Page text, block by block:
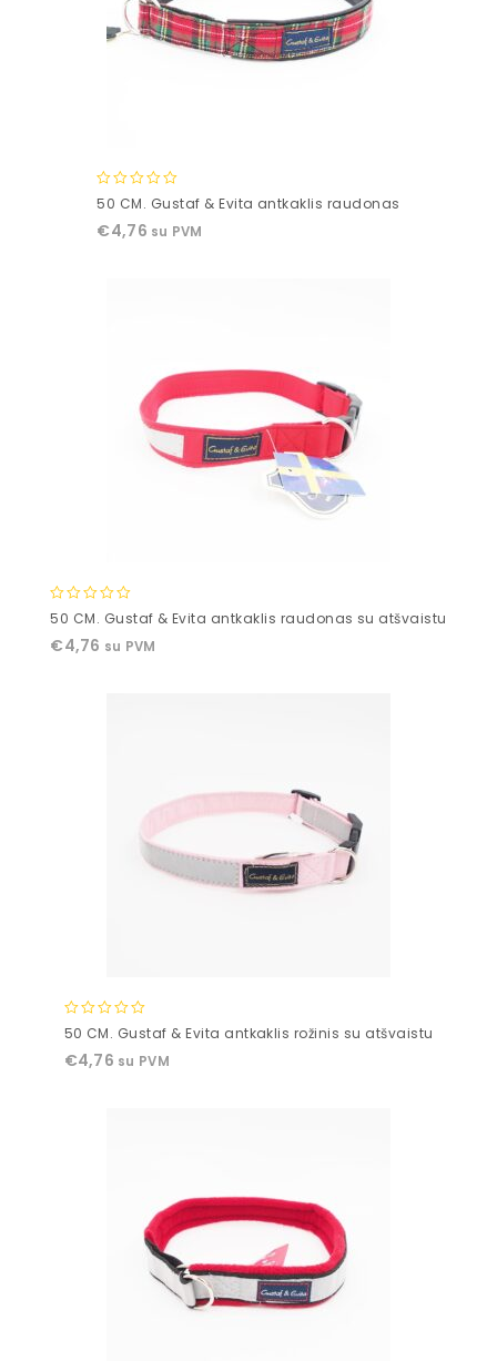
0
of
50 CM. Gustaf & Evita antkaklis raudonas
€4,76 su PVM
0
of
50 CM. Gustaf & Evita antkaklis raudonas su atšvaistu
€4,76 su PVM
0
of
50 CM. Gustaf & Evita antkaklis rožinis su atšvaistu
€4,76 su PVM